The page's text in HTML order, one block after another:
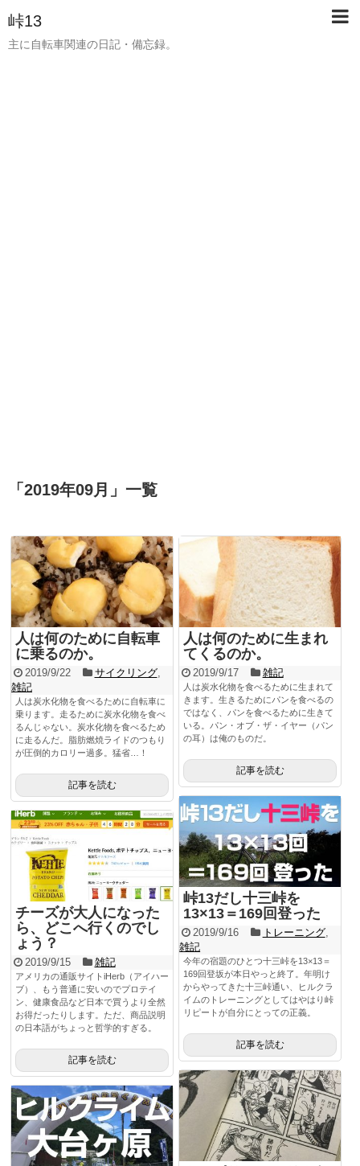
峠13
主に自転車関連の日記・備忘録。
「 2019年09月 」 一覧
人は何のために自転車
に乗るのか。
2019/9/22 サイクリング,
雑記
人は炭水化物を食べるために自転車に
乗ります。走るために炭水化物を食べ
るんじゃない。炭水化物を食べるため
に走るんだ。脂肪燃焼ライドのつもり
が圧倒的カロリー過多。猛省…！
記事を読む
人は何のために生まれ
てくるのか。
2019/9/17 雑記
人は炭水化物を食べるために生まれて
きます。生きるためにパンを食べるの
ではなく、パンを食べるために生きて
いる。パン・オブ・ザ・イヤー（パン
の耳）は俺のものだ。
記事を読む
峠13だし十三峠を
13×13＝169回登った
2019/9/16 トレーニング,
雑記
今年の宿題のひとつ十三峠を13×13＝
169回登坂が本日やっと終了。年明け
からやってきた十三峠通い、ヒルクラ
イムのトレーニングとしてはやはり峠
リピートが自分にとっての正義。
記事を読む
チーズが大人になった
ら、どこへ行くのでし
ょう？
2019/9/15 雑記
アメリカの通販サイトiHerb（アイハー
ブ）、もう普通に安いのでプロテイ
ン、健康食品など日本で買うより全然
お得だったりします。ただ、商品説明
の日本語がちょっと哲学的すぎる。
記事を読む